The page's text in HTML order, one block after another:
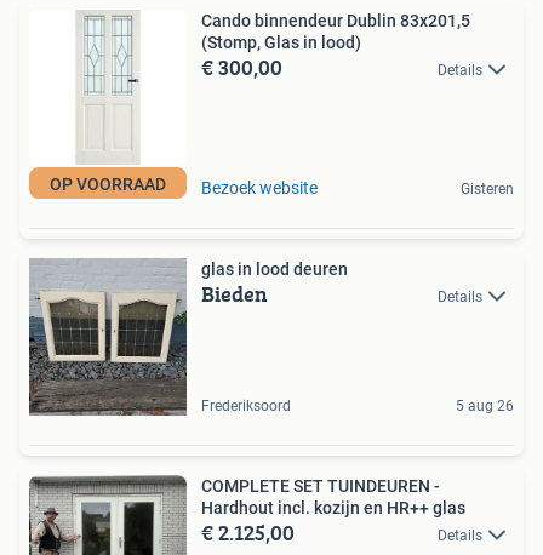
OP VOORRAAD
Cando binnendeur Dublin 83x201,5
(Stomp, Glas in lood)
€ 300,00 Details
Bezoek website Gisteren
glas in lood deuren
Bieden Details
Frederiksoord 5 aug 26
COMPLETE SET TUINDEUREN -
Hardhout incl. kozijn en HR++ glas
€ 2.125,00 Details